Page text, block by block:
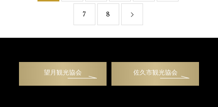
7 8
望月観光協会 佐久市観光協会